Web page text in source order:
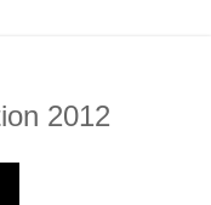
2012